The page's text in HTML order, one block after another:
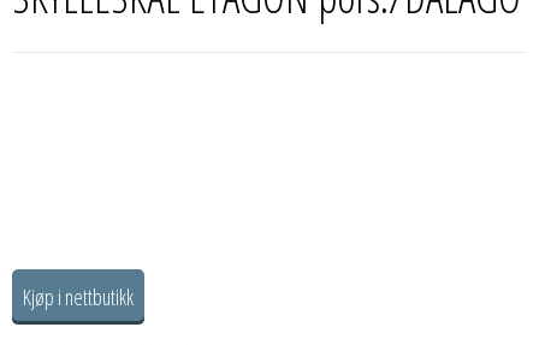
Kjøp i nettbutikk